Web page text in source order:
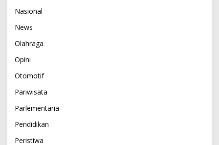
Nasional
News
Olahraga
Opini
Otomotif
Pariwisata
Parlementaria
Pendidikan
Peristiwa